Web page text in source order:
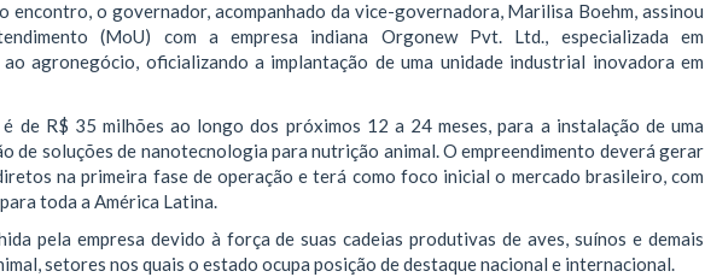
encontro, o governador, acompanhado da vice-governadora, Marilisa Boehm, assinou
(MoU) com a empresa indiana Orgonew Pvt. Ltd., especializada em
agronegócio, oficializando a implantação de uma unidade industrial inovadora em
de R$ 35 milhões ao longo dos próximos 12 a 24 meses, para a instalação de uma
de soluções de nanotecnologia para nutrição animal. O empreendimento deverá gerar
na primeira fase de operação e terá como foco inicial o mercado brasileiro, com
toda a América Latina.
pela empresa devido à força de suas cadeias produtivas de aves, suínos e demais
setores nos quais o estado ocupa posição de destaque nacional e internacional.